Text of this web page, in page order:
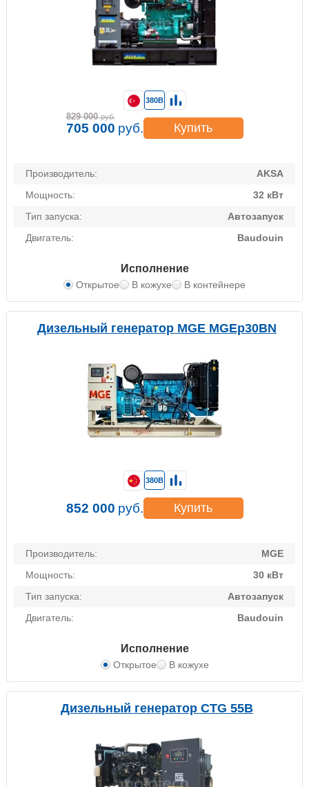
Производитель:
AKSA
Мощность:
32 кВт
Тип запуска:
Автозапуск
Двигатель:
Baudouin
Исполнение
Открытое В кожухе В контейнере
380В
829 000 руб.
705 000 руб. Купить
Дизельный генератор MGE MGEp30BN
Производитель:
MGE
Мощность:
30 кВт
Тип запуска:
Автозапуск
Двигатель:
Baudouin
Исполнение
Открытое В кожухе
380В
852 000 руб. Купить
Дизельный генератор CTG 55B